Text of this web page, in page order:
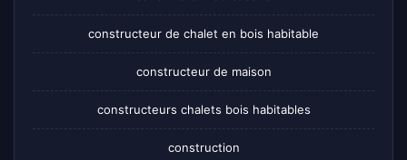
constructeur de chalet en bois habitable
constructeur de maison
constructeurs chalets bois habitables
construction